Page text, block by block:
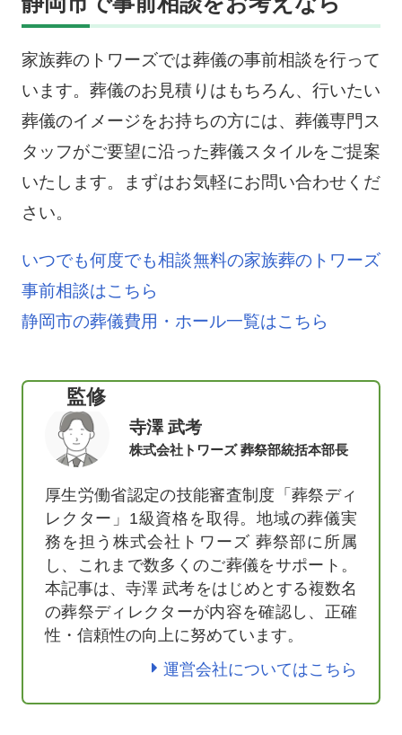
家族葬のトワーズでは葬儀の事前相談を行って
います。葬儀のお見積りはもちろん、行いたい
葬儀のイメージをお持ちの方には、葬儀専門ス
タッフがご要望に沿った葬儀スタイルをご提案
いたします。まずはお気軽にお問い合わせくだ
さい。
いつでも何度でも相談無料の家族葬のトワーズ
事前相談はこちら
静岡市の葬儀費用・ホール一覧はこちら
監修
寺澤 武考
株式会社トワーズ 葬祭部統括本部長
厚生労働省認定の技能審査制度「葬祭ディ
レクター」1級資格を取得。地域の葬儀実
務を担う株式会社トワーズ 葬祭部に所属
し、これまで数多くのご葬儀をサポート。
本記事は、寺澤 武考をはじめとする複数名
の葬祭ディレクターが内容を確認し、正確
性・信頼性の向上に努めています。
運営会社についてはこちら